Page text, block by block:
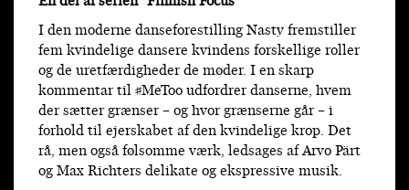
I den moderne danseforestilling Nasty fremstiller
fem kvindelige dansere kvindens forskellige roller
og de uretfærdigheder de møder. I en skarp
kommentar til #MeToo udfordrer danserne, hvem
der sætter grænser – og hvor grænserne går – i
forhold til ejerskabet af den kvindelige krop. Det
rå, men også følsomme værk, ledsages af Arvo Pärt
og Max Richters delikate og ekspressive musik.